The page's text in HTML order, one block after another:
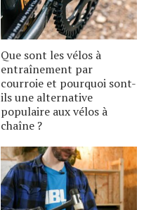
Que sont les vélos à
entraînement par
courroie et pourquoi sont-
ils une alternative
populaire aux vélos à
chaîne ?